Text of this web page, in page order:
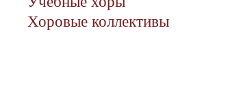
Хоровые коллективы